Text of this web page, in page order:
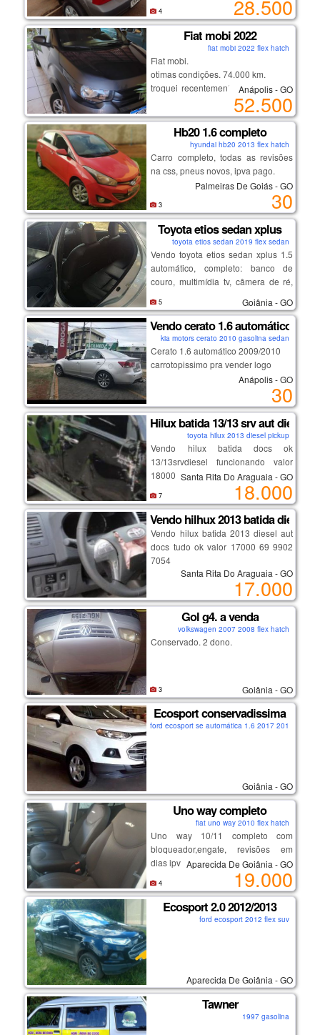
alcança a velocidade máxima de
212km.
medidor de quilometragem em
123.000 quilômetros.
carro possui som original com
bluetooth e usb, espelho com luz e
luz de teto para motorista e
passageiro, encosto para braço e
porta copos.
convido vocês para vir testá - lo e
ver com os próprios olhos.
sou pessoa particular por isso
pagamento à vista ou pix.
28.500
4
Fiat mobi 2022
fiat mobi 2022 flex hatch
Fiat mobi.
otimas condições. 74.000 km.
troquei recentemente os pneus e a
correia dentada esta novinha.
segundo dono. carro meu particular
Anápolis - GO
52.500
Hb20 1.6 completo
hyundai hb20 2013 flex hatch
Carro completo, todas as revisões
na css, pneus novos, ipva pago.
Palmeiras De Goiás - GO
30
3
Toyota etios sedan xplus
toyota etios sedan 2019 flex sedan
Vendo toyota etios sedan xplus 1.5
automático, completo: banco de
couro, multimídia tv, câmera de ré,
Goiânia - GO
5
Vendo cerato 1.6 automático
kia motors cerato 2010 gasolina sedan
Cerato 1.6 automático 2009/2010
carrotopissimo pra vender logo
Anápolis - GO
30
Hilux batida 13/13 srv aut diesel
toyota hilux 2013 diesel pickup
Vendo hilux batida docs ok
13/13srvdiesel funcionando valor
18000 tratar comigo 69 999027054
sem nenhum tipo de sinistro no doc
Santa Rita Do Araguaia - GO
18.000
7
Vendo hilhux 2013 batida diesel
Vendo hilux batida 2013 diesel aut
docs tudo ok valor 17000 69 9902
7054
Santa Rita Do Araguaia - GO
17.000
Gol g4. a venda
volkswagen 2007 2008 flex hatch
Conservado. 2 dono.
Goiânia - GO
3
Ecosport conservadissima
ford ecosport se automática 1.6 2017 2016 flex
Goiânia - GO
Uno way completo
fiat uno way 2010 flex hatch
Uno way 10/11 completo com
bloqueador,engate, revisões em
dias ipva pago carro muito novo.
Aparecida De Goiânia - GO
19.000
4
Ecosport 2.0 2012/2013
ford ecosport 2012 flex suv
Aparecida De Goiânia - GO
Tawner
1997 gasolina